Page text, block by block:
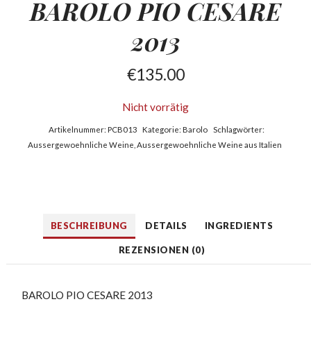
BAROLO PIO CESARE
2013
€135.00
Nicht vorrätig
Artikelnummer: PCB013 Kategorie:Barolo
Schlagwörter:
Aussergewoehnliche Weine Aussergewoehnliche Weine aus Italien
BESCHREIBUNG DETAILS INGREDIENTS
REZENSIONEN (0)
BAROLO PIO CESARE 2013